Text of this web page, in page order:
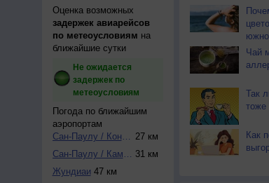
Оценка возможных
задержек авиарейсов
по метеоусловиям на
ближайшие сутки
Не ожидается
задержек по
метеоусловиям
Погода по ближайшим
аэропортам
Сан-Паулу / Конго... 27 км
Сан-Паулу / Кампу... 31 км
Жундиаи 47 км
Чай
Так
тоже
Как